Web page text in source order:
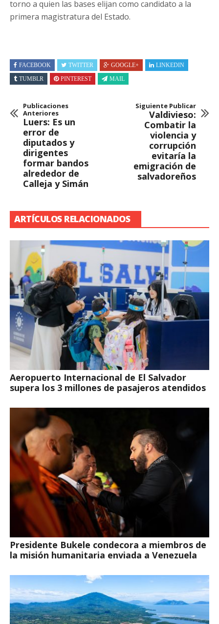
torno a quien las bases elijan como candidato a la
primera magistratura del Estado.
FACEBOOK TWITTER GOOGLE+
LINKEDIN
TUMBLR
PINTEREST MAIL
Publicaciones
Anteriores
Luers: Es un
error de
diputados y
dirigentes
formar bandos
alrededor de
Calleja y Simán
Siguiente Publicar
Valdivieso:
Combatir la
violencia y
corrupción
evitaría la
emigración de
salvadoreños
ARTÍCULOS RELACIONADOS
Aeropuerto Internacional de El Salvador
supera los 3 millones de pasajeros atendidos
Presidente Bukele condecora a miembros de
la misión humanitaria enviada a Venezuela